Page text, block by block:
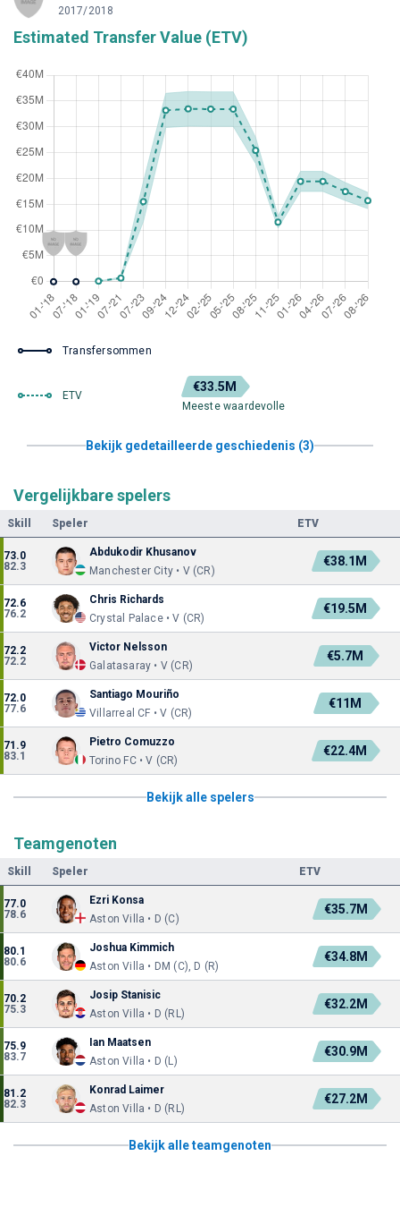
2017/2018
Estimated Transfer Value (ETV)
Transfersommen
ETV
€33.5M
Meeste waardevolle
Bekijk gedetailleerde geschiedenis (3)
Vergelijkbare spelers
Skill Speler ETV
73.0
82.3
Abdukodir Khusanov
Manchester City • V (CR)
€38.1M
72.6
76.2
Chris Richards
Crystal Palace • V (CR)
€19.5M
72.2
72.2
Victor Nelsson
Galatasaray • V (CR)
€5.7M
72.0
77.6
Santiago Mouriño
Villarreal CF • V (CR)
€11M
71.9
83.1
Pietro Comuzzo
Torino FC • V (CR)
€22.4M
Bekijk alle spelers
Teamgenoten
Skill Speler ETV
77.0
78.6
Ezri Konsa
Aston Villa • D (C)
€35.7M
80.1
80.6
Joshua Kimmich
Aston Villa • DM (C), D (R)
€34.8M
70.2
75.3
Josip Stanisic
Aston Villa • D (RL)
€32.2M
75.9
83.7
Ian Maatsen
Aston Villa • D (L)
€30.9M
81.2
82.3
Konrad Laimer
Aston Villa • D (RL)
€27.2M
Bekijk alle teamgenoten